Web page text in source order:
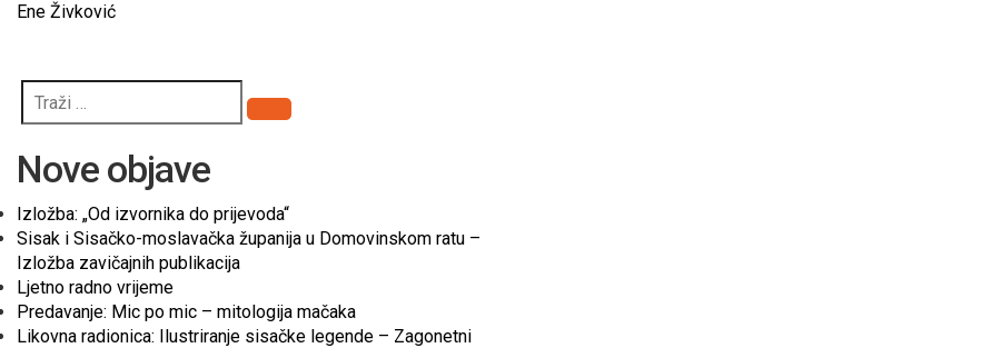
Ene Živković
Pretraži
Nove objave
Izložba: „Od izvornika do prijevoda“
Sisak i Sisačko-moslavačka županija u Domovinskom ratu –
Izložba zavičajnih publikacija
Ljetno radno vrijeme
Predavanje: Mic po mic – mitologija mačaka
Likovna radionica: Ilustriranje sisačke legende – Zagonetni